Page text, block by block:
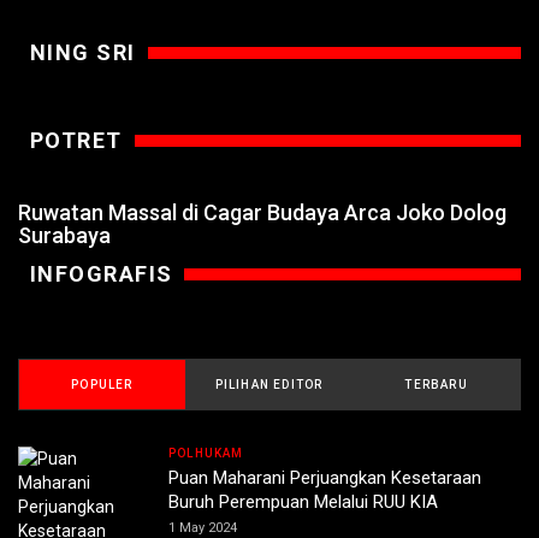
NING SRI
POTRET
Ruwatan Massal di Cagar Budaya Arca Joko Dolog
Surabaya
INFOGRAFIS
POPULER PILIHAN EDITOR TERBARU
POLHUKAM
Puan Maharani Perjuangkan Kesetaraan
Buruh Perempuan Melalui RUU KIA
1 May 2024